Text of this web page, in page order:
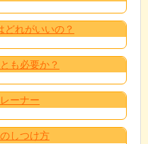
どれがいいの？
も必要か？
ーナー
しつけ方